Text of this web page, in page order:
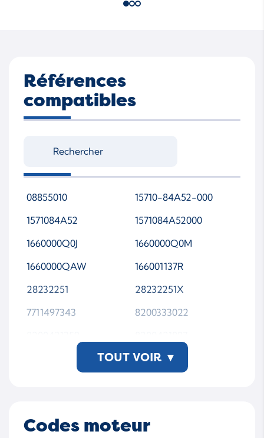
Références
compatibles
08855010
15710-84A52-000
1571084A52
1571084A52000
1660000Q0J
1660000Q0M
1660000QAW
166001137R
28232251
28232251X
7711497343
8200333022
8200815416
EJBR05102D
H8200340193
TOUT VOIR ▾
Codes moteur